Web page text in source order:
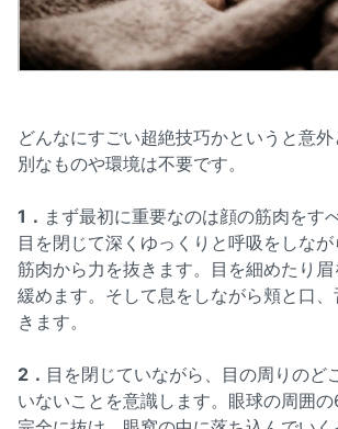
どんなにすごい超絶技巧かというと意
別なものや環境は不要です。
1． まず最初に重要なのは顔の筋肉をす
目を閉じて深くゆっくりと呼吸をしな
筋肉から力を抜きます。目を細めたり
緩めます。そして息をしながら頬と口
きます。
2． 目を閉じていながら、目の周りのど
いないことを意識します。眼球の周囲